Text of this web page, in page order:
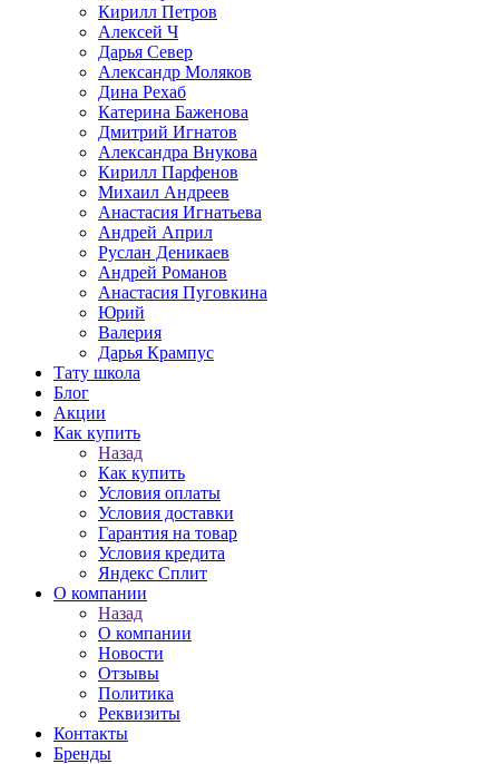
Кирилл Петров
Алексей Ч
Дарья Север
Александр Моляков
Дина Рехаб
Катерина Баженова
Дмитрий Игнатов
Александра Внукова
Кирилл Парфенов
Михаил Андреев
Анастасия Игнатьева
Андрей Април
Руслан Деникаев
Андрей Романов
Анастасия Пуговкина
Юрий
Валерия
Дарья Крампус
Тату школа
Блог
Акции
Как купить
Назад
Как купить
Условия оплаты
Условия доставки
Гарантия на товар
Условия кредита
Яндекс Сплит
О компании
Назад
О компании
Новости
Отзывы
Политика
Реквизиты
Контакты
Бренды